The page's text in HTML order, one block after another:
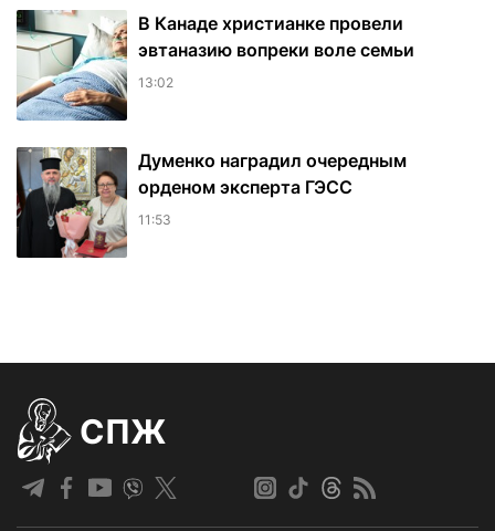
В Канаде христианке провели
эвтаназию вопреки воле семьи
13:02
Думенко наградил очередным
орденом эксперта ГЭСС
11:53
СПЖ